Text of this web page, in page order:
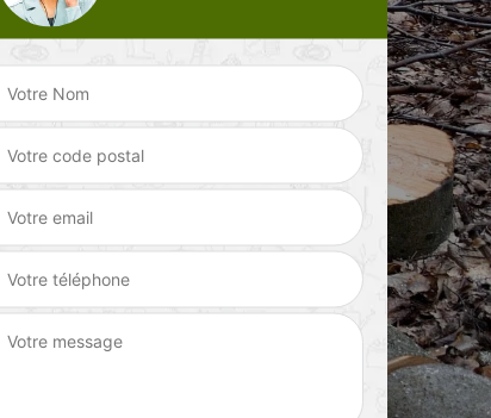
Entreprise
abattage arbre 86
Entreprise de
jardinage 86